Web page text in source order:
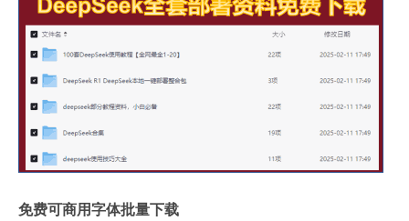
免费可商用字体批量下载